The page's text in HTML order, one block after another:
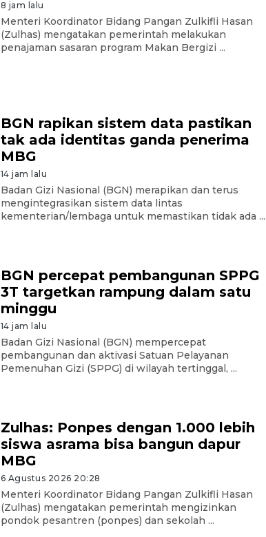
8 jam lalu
Menteri Koordinator Bidang Pangan Zulkifli Hasan
(Zulhas) mengatakan pemerintah melakukan
penajaman sasaran program Makan Bergizi ...
BGN rapikan sistem data pastikan
tak ada identitas ganda penerima
MBG
14 jam lalu
Badan Gizi Nasional (BGN) merapikan dan terus
mengintegrasikan sistem data lintas
kementerian/lembaga untuk memastikan tidak ada ...
BGN percepat pembangunan SPPG
3T targetkan rampung dalam satu
minggu
14 jam lalu
Badan Gizi Nasional (BGN) mempercepat
pembangunan dan aktivasi Satuan Pelayanan
Pemenuhan Gizi (SPPG) di wilayah tertinggal, ...
Zulhas: Ponpes dengan 1.000 lebih
siswa asrama bisa bangun dapur
MBG
6 Agustus 2026 20:28
Menteri Koordinator Bidang Pangan Zulkifli Hasan
(Zulhas) mengatakan pemerintah mengizinkan
pondok pesantren (ponpes) dan sekolah ...